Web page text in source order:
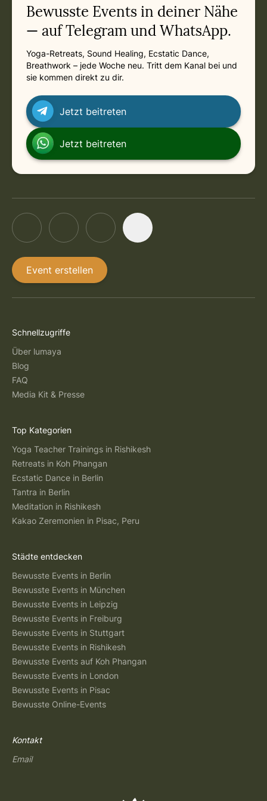
Bewusste Events in deiner Nähe
— auf Telegram und WhatsApp.
Yoga-Retreats, Sound Healing, Ecstatic Dance,
Breathwork – jede Woche neu. Tritt dem Kanal bei und
sie kommen direkt zu dir.
Jetzt beitreten
Jetzt beitreten
Event erstellen
Schnellzugriffe
Über lumaya
Blog
FAQ
Media Kit & Presse
Top Kategorien
Yoga Teacher Trainings in Rishikesh
Retreats in Koh Phangan
Ecstatic Dance in Berlin
Tantra in Berlin
Meditation in Rishikesh
Kakao Zeremonien in Pisac, Peru
Städte entdecken
Bewusste Events in Berlin
Bewusste Events in München
Bewusste Events in Leipzig
Bewusste Events in Freiburg
Bewusste Events in Stuttgart
Bewusste Events in Rishikesh
Bewusste Events auf Koh Phangan
Bewusste Events in London
Bewusste Events in Pisac
Bewusste Online-Events
Kontakt
Email